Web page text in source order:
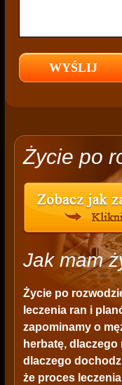
Życie po
Jak mam
Życie po
leczenia ran i
zapominamy o
herbatę,
dlaczego
że proces